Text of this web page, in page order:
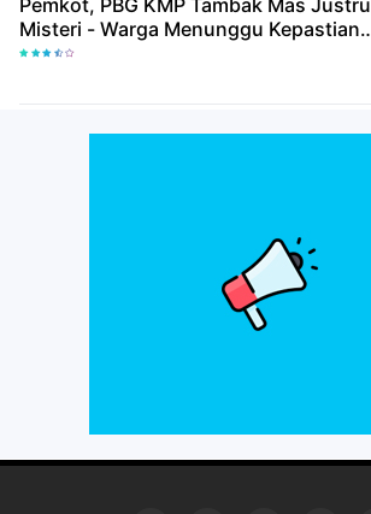
Pemkot, PBG KMP Tambak Mas Justru
Misteri - Warga Menunggu Kepastian
Hukum